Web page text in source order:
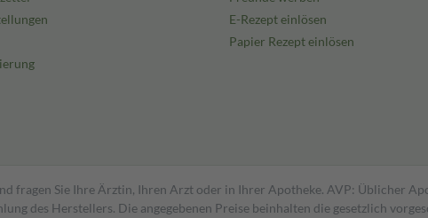
E-Rezept einlösen
Papier Rezept einlösen
fragen Sie Ihre Ärztin, Ihren Arzt oder in Ihrer Apotheke. AVP: Üblicher
des Herstellers. Die angegebenen Preise beinhalten die gesetzlich